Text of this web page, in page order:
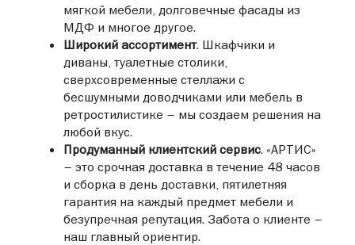
115583, ул.Генерала Белова 35
+7 (495) 640-20-76
АТЦ Москва
115563, Каширское шоссе, д. 61, корп. 3А (2 этаж)
+7 (499) 968-48-10
Артис Елино
г. Химки, д. Елино, ул. Летняя, стр. 1
+7 (495) 644-34-43
Артис Елино
г. Химки, д. Елино, ул. Летняя, стр. 1
+7 (495) 644-34-43
мягкой мебели, долговечные фасады из
МДФ и многое другое.
Широкий ассортимент. Шкафчики и
диваны, туалетные столики,
сверхсовременные стеллажи с
бесшумными доводчиками или мебель в
ретростилистике – мы создаем решения на
любой вкус.
Продуманный клиентский сервис. «АРТИС»
– это срочная доставка в течение 48 часов
и сборка в день доставки, пятилетняя
гарантия на каждый предмет мебели и
безупречная репутация. Забота о клиенте –
наш главный ориентир.